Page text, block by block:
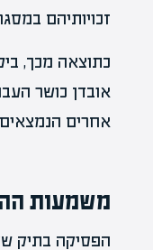
זכויותיהם
כתוצאה מכך,
אובדן כושר
אחרים
משמעות
הפסיקה בתיק